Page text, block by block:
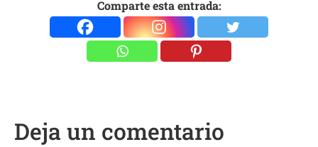
Comparte esta entrada:
Deja un comentario